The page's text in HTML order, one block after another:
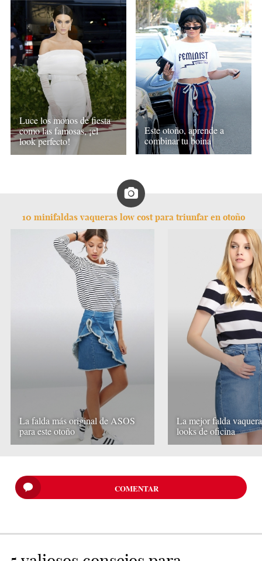
Luce los monos de fiesta
como las famosas, ¡el
look perfecto!
Este otoño, aprende a
combinar tu boina
10 minifaldas vaqueras low cost para triunfar en otoño
La falda más original de ASOS
para este otoño
La mejor falda
looks de oficina
COMENTAR